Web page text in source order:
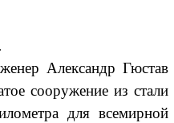
Александр Гюстав
сооружение из стали
для всемирной